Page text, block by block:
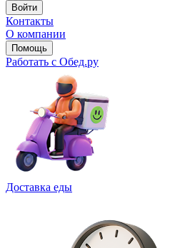
Войти
Контакты
О компании
Помощь
Работать с Обед.ру
Доставка еды